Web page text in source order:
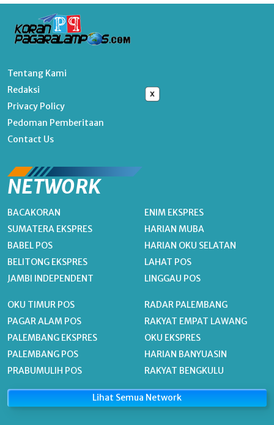
x
Tentang Kami
Redaksi
Privacy Policy
Pedoman Pemberitaan
Contact Us
NETWORK
BACAKORAN
SUMATERA EKSPRES
BABEL POS
BELITONG EKSPRES
JAMBI INDEPENDENT
ENIM EKSPRES
HARIAN MUBA
HARIAN OKU SELATAN
LAHAT POS
LINGGAU POS
OKU TIMUR POS
PAGAR ALAM POS
PALEMBANG EKSPRES
PALEMBANG POS
PRABUMULIH POS
RADAR PALEMBANG
RAKYAT EMPAT LAWANG
OKU EKSPRES
HARIAN BANYUASIN
RAKYAT BENGKULU
Lihat Semua Network